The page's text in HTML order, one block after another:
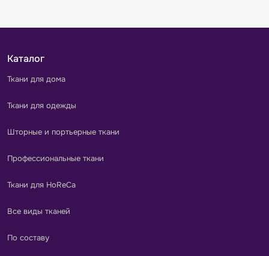
Каталог
Ткани для дома
Ткани для одежды
Шторные и портьерные ткани
Профессиональные ткани
Ткани для HoReCa
Все виды тканей
По составу